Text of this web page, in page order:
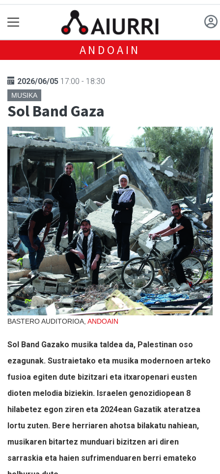
ANDOAIN
2026/06/05 17:00 - 18:30
MUSIKA
Sol Band Gaza
BASTERO AUDITORIOA, ANDOAIN
Sol Band Gazako musika taldea da, Palestinan oso
ezagunak. Sustraietako eta musika modernoen arteko
fusioa egiten dute bizitzari eta itxaropenari eusten
dioten melodia biziekin. Israelen genozidiopean 8
hilabetez egon ziren eta 2024ean Gazatik ateratzea
lortu zuten. Bere herriaren ahotsa bilakatu nahiean,
musikaren bitartez munduari bizitzen ari diren
sarraskia eta haien sufrimenduaren berri emateko